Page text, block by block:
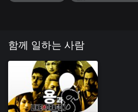
함께 일하는 사람